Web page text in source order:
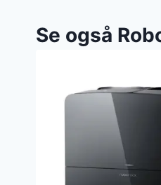
Se også